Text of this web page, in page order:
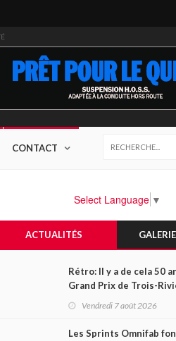
CONTACT
Select Language ▼
ACTUALITÉS
Rétro: Il y a de cela 50
Grand Prix de Trois-
1976
Vendredi 7 août 2026
Les Sprints Omnifab